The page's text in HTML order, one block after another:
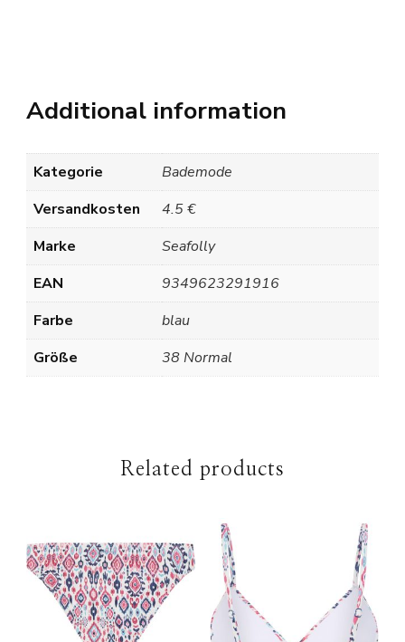
Additional information
Kategorie
Bademode
Versandkosten
4.5 €
Marke
Seafolly
EAN
9349623291916
Farbe
blau
Größe
38 Normal
Related products